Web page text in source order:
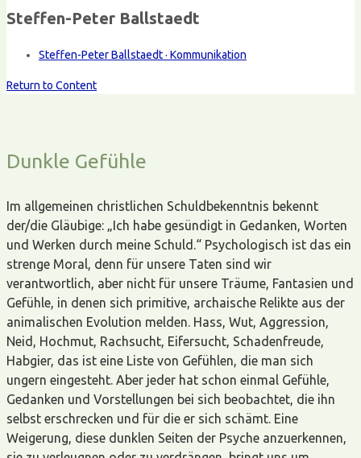
Steffen-Peter Ballstaedt
Steffen-Peter Ballstaedt · Kommunikation
Return to Content
Dunkle Gefühle
Im allgemeinen christlichen Schuldbekenntnis bekennt
der/die Gläubige: „Ich habe gesündigt in Gedanken, Worten
und Werken durch meine Schuld.“ Psychologisch ist das ein
strenge Moral, denn für unsere Taten sind wir
verantwortlich, aber nicht für unsere Träume, Fantasien und
Gefühle, in denen sich primitive, archaische Relikte aus der
animalischen Evolution melden. Hass, Wut, Aggression,
Neid, Hochmut, Rachsucht, Eifersucht, Schadenfreude,
Habgier, das ist eine Liste von Gefühlen, die man sich
ungern eingesteht. Aber jeder hat schon einmal Gefühle,
Gedanken und Vorstellungen bei sich beobachtet, die ihn
selbst erschrecken und für die er sich schämt. Eine
Weigerung, diese dunklen Seiten der Psyche anzuerkennen,